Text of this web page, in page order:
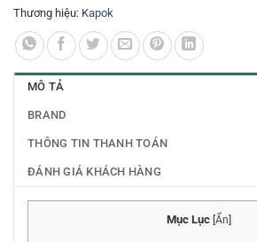
Thương hiệu: Kapok
MÔ TẢ
BRAND
THÔNG TIN THANH TOÁN
ĐÁNH GIÁ KHÁCH HÀNG
Mục Lục [Ẩn]